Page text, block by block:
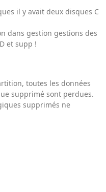
il y avait deux disques C
dans gestion gestions des
et supp !
toutes les données
supprimé sont perdues.
supprimés ne